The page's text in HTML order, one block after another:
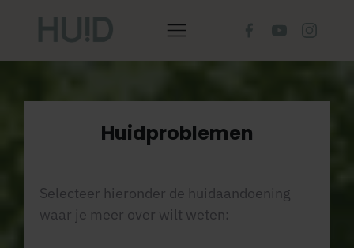
Huidproblemen
Selecteer hieronder de huidaandoening
waar je meer over wilt weten: